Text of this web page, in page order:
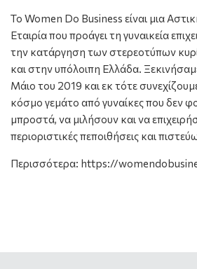
To Women Do Business είναι μια
Εταιρία που προάγει τη γυναικεία
την κατάργηση των στερεοτύπων
και στην υπόλοιπη Ελλάδα.
Μάιο του 2019 και εκ τότε
κόσμο γεμάτο από γυναίκες που δεν
μπροστά, να μιλήσουν και να
περιοριστικές πεποιθήσεις και
Περισσότερα: https://